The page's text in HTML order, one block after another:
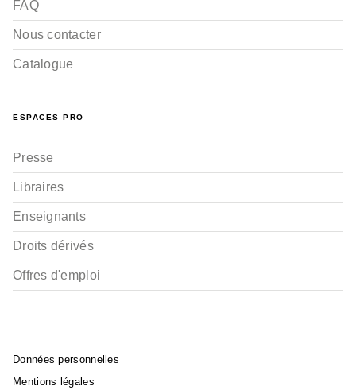
FAQ
Nous contacter
Catalogue
ESPACES PRO
Presse
Libraires
Enseignants
Droits dérivés
Offres d'emploi
Données personnelles
Mentions légales